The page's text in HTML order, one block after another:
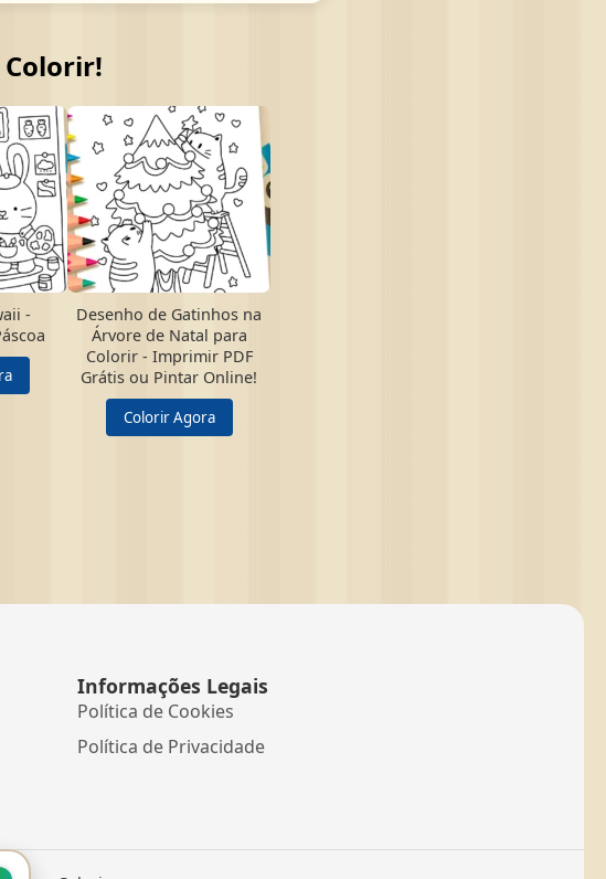
-
Desenho de Gatinhos na
Árvore de Natal para
Colorir - Imprimir PDF
Grátis ou Pintar Online!
Colorir Agora
Informações Legais
Política de Cookies
Política de Privacidade